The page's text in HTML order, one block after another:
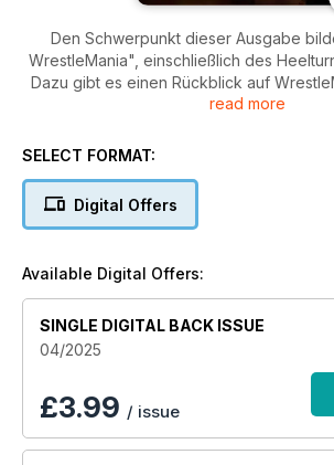
Den Schwerpunkt dieser Ausgabe
WrestleMania", einschließlich des
Dazu gibt es einen Rückblick auf
40 Jahren sowie unsere Einschätzung der
seine Auswirkungen
Natürlich gibt es einen reich
Elimination Chamber sowie über NXT
Darüber hinaus gibt es den zweiten
Interviews sowie ein in Delmenhorst bei
Interview mit Hacksaw Jim Duggan,
Rückblick auf Jims Karriere. WWE-
schreibt in seiner Kolumne über
der WWE. Wir werfen einen Rückblick
Enough-Shows und haben hierzu ein
read more
SELECT FORMAT:
Digital Offers
Available Digital Offers:
SINGLE DIGITAL BACK ISSUE
04/2025
£3.99 / issue